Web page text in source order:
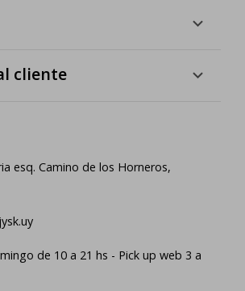
cliente
esq. Camino de los Horneros,
de 10 a 21 hs - Pick up web 3 a